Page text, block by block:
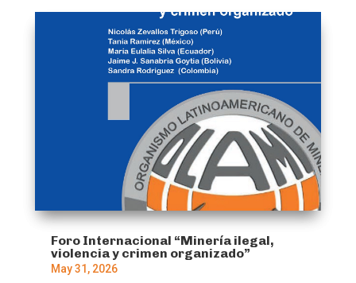
Foro Internacional “Minería ilegal,
violencia y crimen organizado”
May 31, 2026